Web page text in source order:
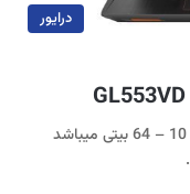
درایور
.تمامی درایور های این بخش مخصوص ویندوز 10 – 64 بیتی میباشد